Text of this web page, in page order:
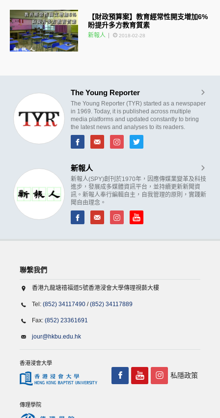
【財政預算案】教育經常性開支增加6%
盼提升多方教育質素
新報人 2018-02-28
The Young Reporter
The Young Reporter (TYR) started as a newspaper
in 1969. Today, it is published across multiple
media platforms and updated constantly to bring
the latest news and analyses to its readers.
新報人
新報人(SPY)創刊於1970年，因應傳媒業變革及科技
進步，發展成多媒體資訊平台，並持續更新新聞資
訊。新報人奉行編輯自主，自我管理的原則，實踐新
聞自由理念。
聯繫我們
香港九龍塘禧福道5號香港浸會大學傳理視藝大樓
Tel: (852) 34117490 /(852) 34117889
Fax: (852) 23361691
jour@hkbu.edu.hk
香港浸會大學
傳理學院
私隱政策